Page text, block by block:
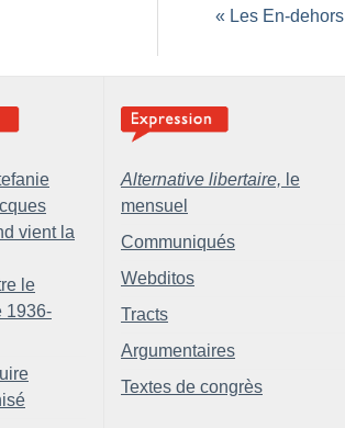
« Les En-dehors
vient la
le
1936-
Alternative libertaire, le
mensuel
Communiqués
Webditos
Tracts
Argumentaires
Textes de congrès